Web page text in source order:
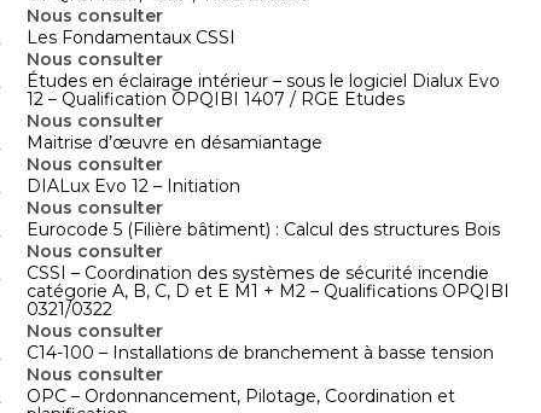
Nous consulter
Les Fondamentaux CSSI
Nous consulter
Études en éclairage intérieur – sous le logiciel Dialux Evo
12 – Qualification OPQIBI 1407 / RGE Etudes
Nous consulter
Maitrise d’œuvre en désamiantage
Nous consulter
DIALux Evo 12 – Initiation
Nous consulter
Eurocode 5 (Filière bâtiment) : Calcul des structures Bois
Nous consulter
CSSI – Coordination des systèmes de sécurité incendie
catégorie A, B, C, D et E M1 + M2 – Qualifications OPQIBI
0321/0322
Nous consulter
C14-100 – Installations de branchement à basse tension
Nous consulter
OPC – Ordonnancement, Pilotage, Coordination et